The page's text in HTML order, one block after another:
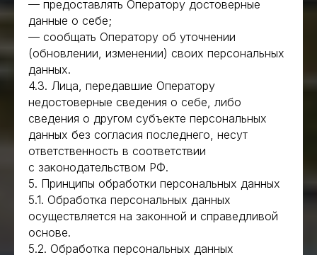
— предоставлять Оператору достоверные
данные о себе;
— сообщать Оператору об уточнении
(обновлении, изменении) своих персональных
данных.
4.3. Лица, передавшие Оператору
недостоверные сведения о себе, либо
сведения о другом субъекте персональных
данных без согласия последнего, несут
ответственность в соответствии
с законодательством РФ.
5. Принципы обработки персональных данных
5.1. Обработка персональных данных
осуществляется на законной и справедливой
основе.
5.2. Обработка персональных данных